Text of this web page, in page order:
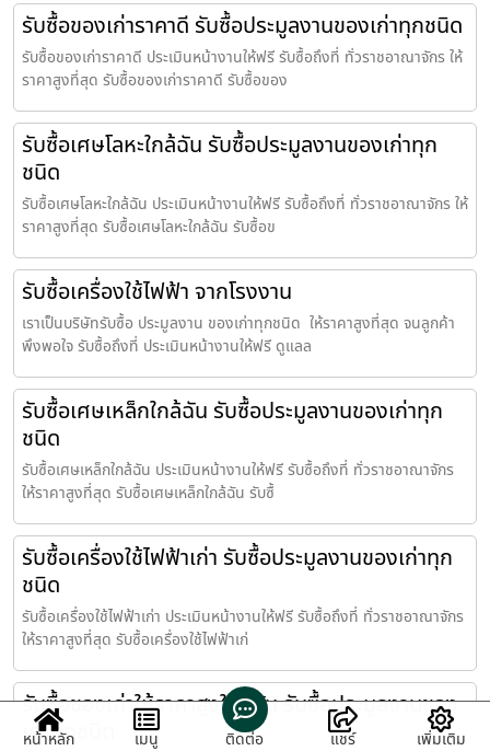
รับซื้อของเก่าราคาดี รับซื้อประมูลงานของเก่าทุกชนิด
รับซื้อของเก่าราคาดี ประเมินหน้างานให้ฟรี รับซื้อถึงที่ ทั่วราชอาณาจักร ให้
ราคาสูงที่สุด รับซื้อของเก่าราคาดี รับซื้อของ
รับซื้อเศษโลหะใกล้ฉัน รับซื้อประมูลงานของเก่าทุก
ชนิด
รับซื้อเศษโลหะใกล้ฉัน ประเมินหน้างานให้ฟรี รับซื้อถึงที่ ทั่วราชอาณาจักร ให้
ราคาสูงที่สุด รับซื้อเศษโลหะใกล้ฉัน รับซื้อข
รับซื้อเครื่องใช้ไฟฟ้า จากโรงงาน
เราเป็นบริษัทรับซื้อ ประมูลงาน ของเก่าทุกชนิด ให้ราคาสูงที่สุด จนลูกค้า
พึงพอใจ รับซื้อถึงที่ ประเมินหน้างานให้ฟรี ดูแลล
รับซื้อเศษเหล็กใกล้ฉัน รับซื้อประมูลงานของเก่าทุก
ชนิด
รับซื้อเศษเหล็กใกล้ฉัน ประเมินหน้างานให้ฟรี รับซื้อถึงที่ ทั่วราชอาณาจักร
ให้ราคาสูงที่สุด รับซื้อเศษเหล็กใกล้ฉัน รับซื้
รับซื้อเครื่องใช้ไฟฟ้าเก่า รับซื้อประมูลงานของเก่าทุก
ชนิด
รับซื้อเครื่องใช้ไฟฟ้าเก่า ประเมินหน้างานให้ฟรี รับซื้อถึงที่ ทั่วราชอาณาจักร
ให้ราคาสูงที่สุด รับซื้อเครื่องใช้ไฟฟ้าเก่
รับซื้อของเก่าให้ราคาสูงใกล้ฉัน รับซื้อประมูลงานของ
เก่าทุกชนิด
หน้าหลัก เมนู ติดต่อ แชร์ เพิ่มเติม